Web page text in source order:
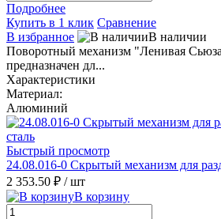
Подробнее
Купить в 1 клик Сравнение
В избранное
В наличии
Поворотный механизм "Ленивая
предназначен дл...
Характеристики
Материал:
Алюминий
Быстрый просмотр
24.08.016-0 Скрытый механизм для
2 353.50 ₽ / шт
В корзину